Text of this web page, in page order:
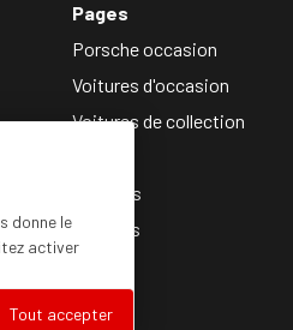
donne le
activer
Tout accepter
Pages
Porsche occasion
Voitures d'occasion
Voitures de collection
Services
Conseils